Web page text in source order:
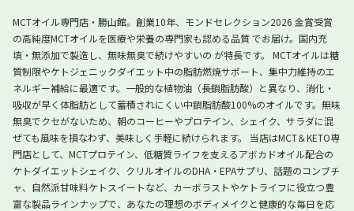
MCTオイル専門店・勝山館。創業10年、モンドセレクション2026 金賞受賞
の高純度MCTオイルを医療や栄養の専門家も認める品質 でお届け。国内充
填・無添加で製造し、無味無臭で続けやすいの が特長です。 MCTオイルは糖
質制限やケトジェニックダイエット中の脂肪燃焼サポート、集中力維持のエ
ネルギー補給に最適です。一般的な植物油（長鎖脂肪酸）と異なり、消化・
吸収が早く体脂肪として蓄積されにくい中鎖脂肪酸100%のオイルです。無味
無臭でクセがないため、朝のコーヒーやプロテイン、シェイク、サラダに混
ぜても風味を損なわず、美味しく手軽に続けられます。 当店はMCT＆KETO専
門店として、MCTプロテイン、低糖質ライフを支えるアボカドオイル配合の
ケトダイエットシェイク、クリルオイルのDHA・EPAサプリ、話題のコンブチ
ャ、自然派甘味料ケトスイートなど、カーボラストやケトライフに役立つ豊
富な製品ラインナップで、あなたの理想のボディメイクと健康的な毎日を応